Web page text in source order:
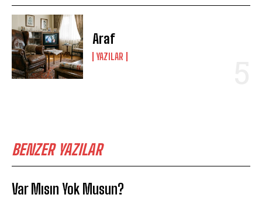
Araf
YAZILAR
BENZER YAZILAR
Var Mısın Yok Musun?